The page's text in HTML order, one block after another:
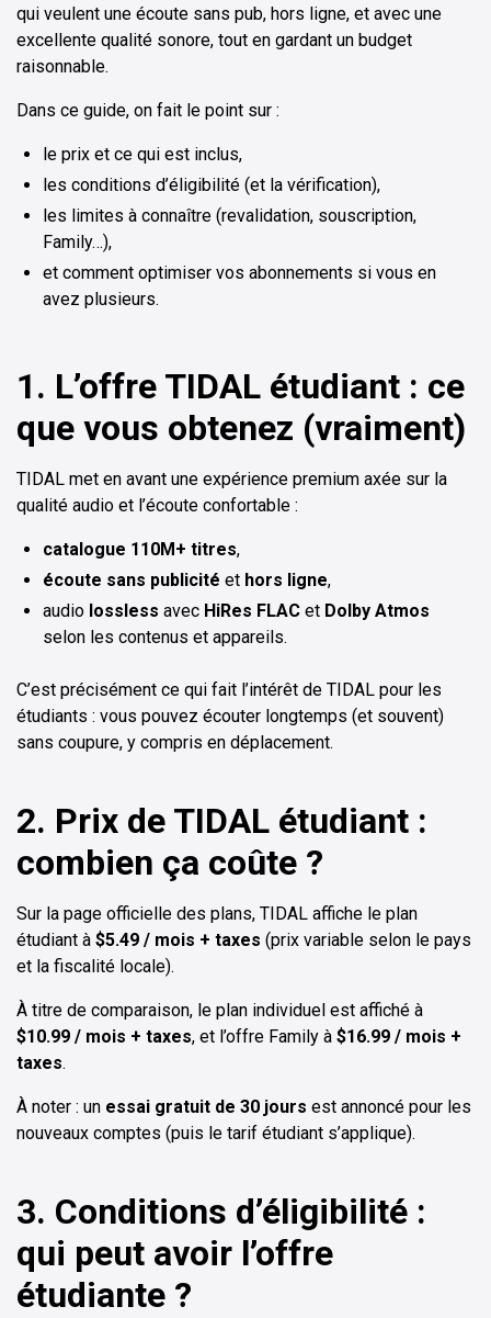
qui veulent une écoute sans pub, hors ligne, et avec une
excellente qualité sonore, tout en gardant un budget
raisonnable.
Dans ce guide, on fait le point sur :
le prix et ce qui est inclus,
les conditions d’éligibilité (et la vérification),
les limites à connaître (revalidation, souscription,
Family…),
et comment optimiser vos abonnements si vous en
avez plusieurs.
1. L’offre TIDAL étudiant : ce
que vous obtenez (vraiment)
TIDAL met en avant une expérience premium axée sur la
qualité audio et l’écoute confortable :
catalogue 110M+ titres,
écoute sans publicité et hors ligne,
audio lossless avec HiRes FLAC et Dolby Atmos
selon les contenus et appareils.
C’est précisément ce qui fait l’intérêt de TIDAL pour les
étudiants : vous pouvez écouter longtemps (et souvent)
sans coupure, y compris en déplacement.
2. Prix de TIDAL étudiant :
combien ça coûte ?
Sur la page officielle des plans, TIDAL affiche le plan
étudiant à $5.49 / mois + taxes (prix variable selon le pays
et la fiscalité locale).
À titre de comparaison, le plan individuel est affiché à
$10.99 / mois + taxes, et l’offre Family à $16.99 / mois +
taxes.
À noter : un essai gratuit de 30 jours est annoncé pour les
nouveaux comptes (puis le tarif étudiant s’applique).
3. Conditions d’éligibilité :
qui peut avoir l’offre
étudiante ?